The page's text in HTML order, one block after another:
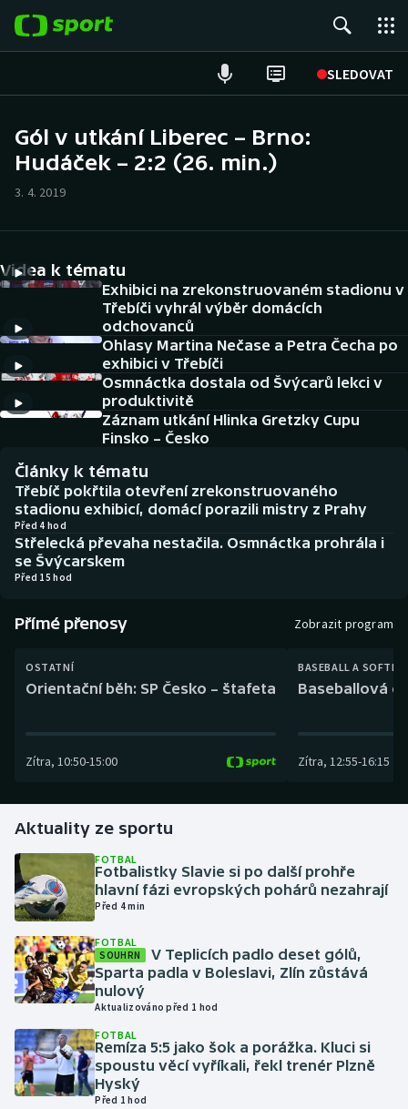
SLEDOVAT
Hokej
Cyklistika
DALŠÍ SPORTY
Americký fotbal
Baseball a softbal
Basketbal
Biatlon
Boby a skeleton
Dostihy
Futsal
Gymnastika
Házená
Jezdectví
Judo
Krasobruslení
Lezení
NEPŘEHLÉDNĚTE
Soutěže
Historické návraty
Aplikace ČT sport
AZ kvíz
Gól v utkání Liberec – Brno:
Hudáček – 2:2 (26. min.)
3. 4. 2019
Videa k tématu
Exhibici na zrekonstruovaném stadionu v
Třebíči vyhrál výběr domácích
odchovanců
Ohlasy Martina Nečase a Petra Čecha po
exhibici v Třebíči
Osmnáctka dostala od Švýcarů lekci v
produktivitě
Záznam utkání Hlinka Gretzky Cupu
Finsko – Česko
Články k tématu
Třebíč pokřtila otevření zrekonstruovaného
stadionu exhibicí, domácí porazili mistry z Prahy
Před 4 hod
Střelecká převaha nestačila. Osmnáctka prohrála i
se Švýcarskem
Před 15 hod
Přímé přenosy Zobrazit program
OSTATNÍ
Orientační běh: SP Česko – štafeta
Zítra, 10:50-15:00
BASEBALL A
Baseballová
Zítra, 12:55-16:15
Aktuality ze sportu
FOTBAL
Fotbalistky Slavie si po další prohře
hlavní fázi evropských pohárů nezahrají
Před 4 min
FOTBAL
SOUHRN
V Teplicích padlo deset gólů,
Sparta padla v Boleslavi, Zlín zůstává
nulový
Aktualizováno před 1 hod
FOTBAL
Remíza 5:5 jako šok a porážka. Kluci si
spoustu věcí vyříkali, řekl trenér Plzně
Hyský
Před 1 hod